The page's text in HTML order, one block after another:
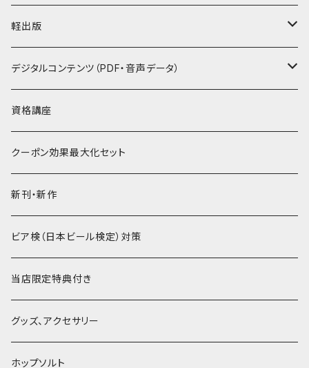
軽出版
セット
デジタルコンテンツ（PDF・音声データ）
PDF
音声データ
PDF＋音声データ
資格講座
クーポン効果最大化セット
新刊・新作
ビア検（日本ビール検定）対策
当店限定特典付き
グッズ、アクセサリー
ホップソルト